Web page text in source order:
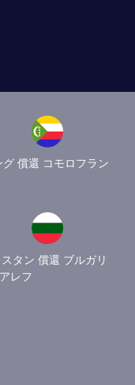
償還 コモロフラン
タン 償還 ブルガリ
アレフ